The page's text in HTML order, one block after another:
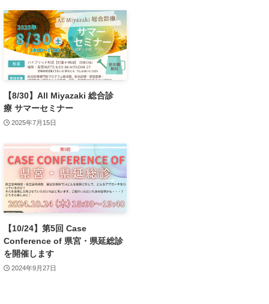
【8/30】All Miyazaki 総合診
療 サマーセミナー
2025年7月15日
【10/24】第5回 Case
Conference of 県宮・県延総診
を開催します
2024年9月27日